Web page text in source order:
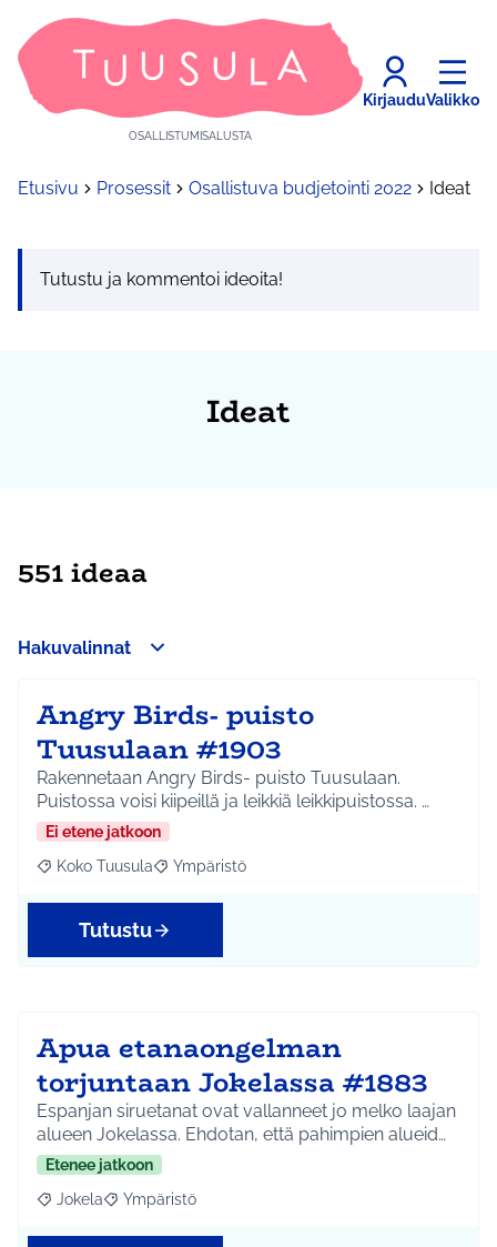
OSALLISTUMISALUSTA
KirjauduValikko
Etusivu Prosessit Osallistuva budjetointi 2022 Ideat
Tutustu ja kommentoi ideoita!
Ideat
551 ideaa
Hakuvalinnat
Angry Birds- puisto
Tuusulaan #1903
Rakennetaan Angry Birds- puisto Tuusulaan.
Puistossa voisi kiipeillä ja leikkiä leikkipuistossa. …
Ei etene jatkoon
Rajaa tulokset aihepiirin mukaan: Koko Tuusula
Koko Tuusula Rajaa tulokset teeman mukaan: Ympäristö
Ympäristö
Tutustu
Apua etanaongelman
torjuntaan Jokelassa #1883
Espanjan siruetanat ovat vallanneet jo melko laajan
alueen Jokelassa. Ehdotan, että pahimpien alueid…
Etenee jatkoon
Rajaa tulokset aihepiirin mukaan: Jokela
Jokela Rajaa tulokset teeman mukaan: Ympäristö
Ympäristö